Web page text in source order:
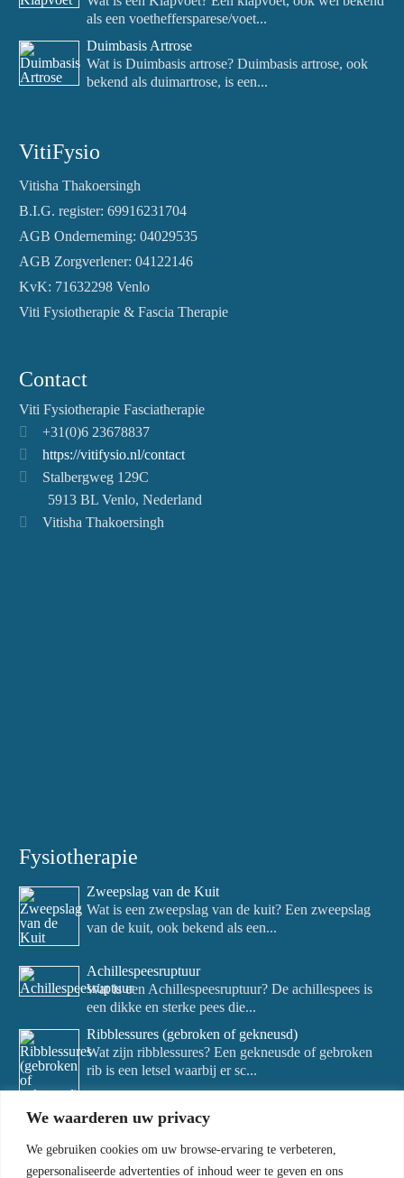
We waarderen uw privacy
We gebruiken cookies om uw browse-ervaring te verbeteren,
gepersonaliseerde advertenties of inhoud weer te geven en ons
als een voetheffersparese/voet...
Duimbasis Artrose
Wat is Duimbasis artrose? Duimbasis artrose, ook
bekend als duimartrose, is een...
VitiFysio
Vitisha Thakoersingh
B.I.G. register: 69916231704
AGB Onderneming: 04029535
AGB Zorgverlener: 04122146
KvK: 71632298 Venlo
Viti Fysiotherapie & Fascia Therapie
Contact
Viti Fysiotherapie Fasciatherapie
+31(0)6 23678837
https://vitifysio.nl/contact
Stalbergweg 129C
5913 BL Venlo, Nederland
Vitisha Thakoersingh
Fysiotherapie
Zweepslag van de Kuit
Wat is een zweepslag van de kuit? Een zweepslag
van de kuit, ook bekend als een...
Achillespeesruptuur
Wat is een Achillespeesruptuur? De achillespees is
een dikke en sterke pees die...
Ribblessures (gebroken of gekneusd)
Wat zijn ribblessures? Een gekneusde of gebroken
rib is een letsel waarbij er sc...